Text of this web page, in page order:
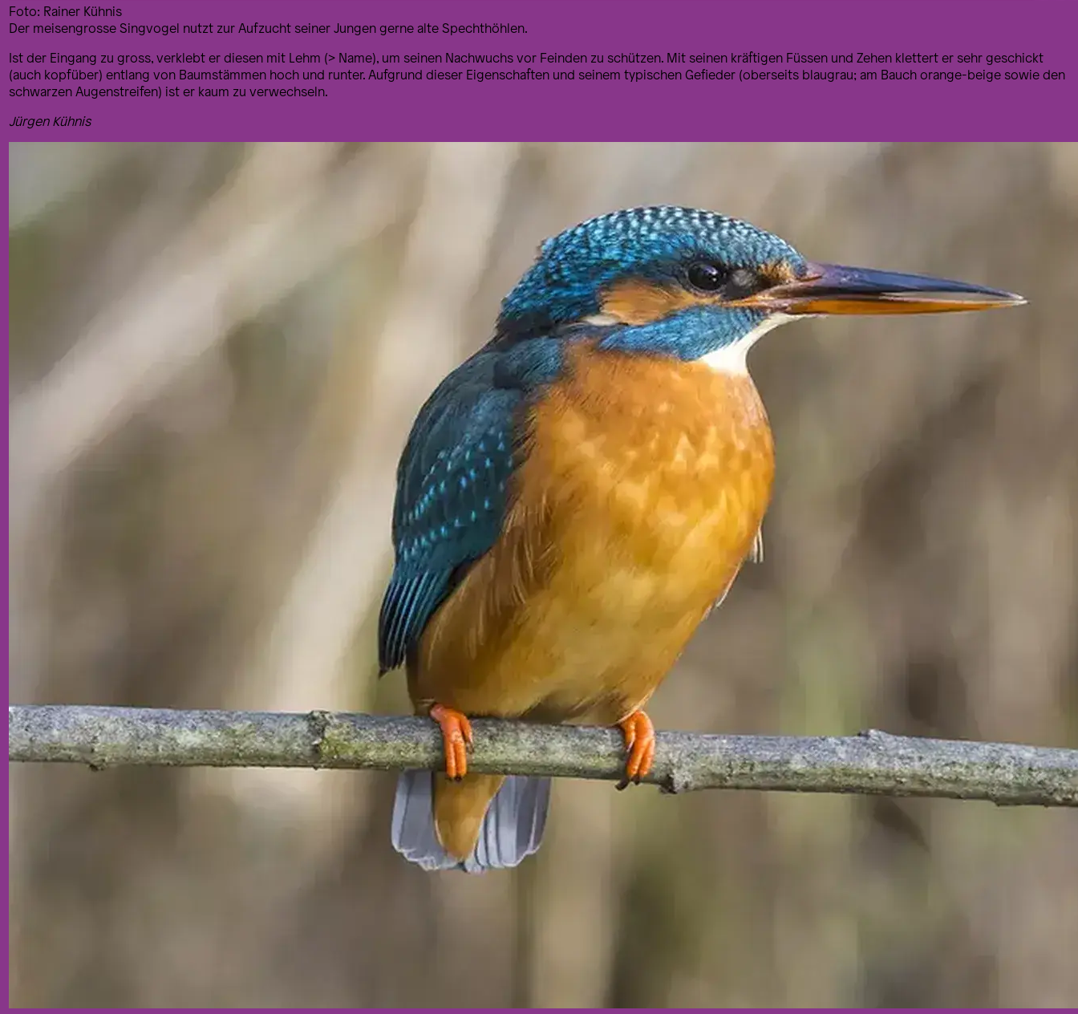
Foto: Rainer Kühnis
Der meisengrosse Singvogel nutzt zur Aufzucht seiner Jungen gerne alte Spechthöhlen.
Ist der Eingang zu gross, verklebt er diesen mit Lehm (> Name), um seinen Nachwuchs vor Feinden zu schützen. Mit seinen kräftigen Füssen und Zehen klettert er sehr geschickt
(auch kopfüber) entlang von Baumstämmen hoch und runter. Aufgrund dieser Eigenschaften und seinem typischen Gefieder (oberseits blaugrau; am Bauch orange-beige sowie den
schwarzen Augenstreifen) ist er kaum zu verwechseln.
Jürgen Kühnis